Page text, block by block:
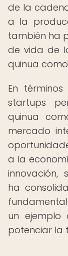
de la
a la
también ha
de vida de
quinua
En
startups
quinua
mercado
a la
innovación,
ha
un
potenciar la